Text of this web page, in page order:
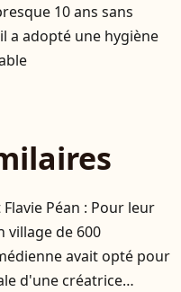
10 ans sans
a adopté une hygiène
Péan : Pour leur
village de 600
avait opté pour
d'une créatrice